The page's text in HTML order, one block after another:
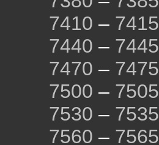
7410 – 7415
7440 – 7445
7470 – 7475
7500 – 7505
7530 – 7535
7560 – 7565